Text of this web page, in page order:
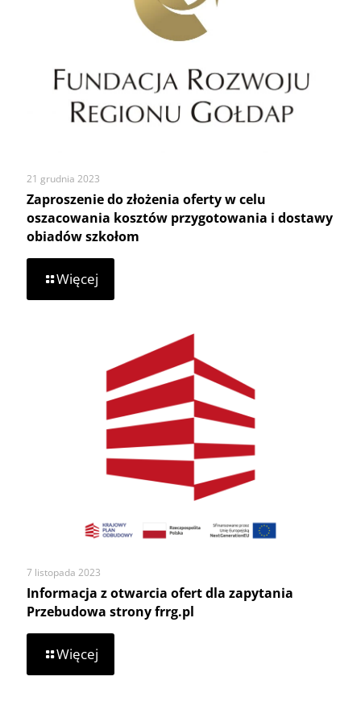
21 grudnia 2023
Zaproszenie do złożenia oferty w celu
oszacowania kosztów przygotowania i dostawy
obiadów szkołom
Więcej
Zaproszenie
celu
oszacowania
kosztów
przygotowania
dostawy
obiadów
7 listopada 2023
Informacja z otwarcia ofert dla zapytania
Przebudowa strony frrg.pl
Więcej
Informacja